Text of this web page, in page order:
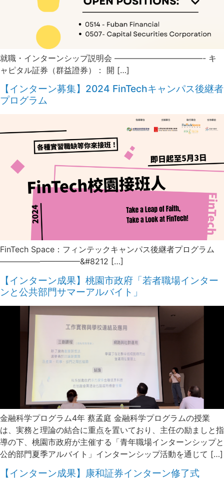
就職・インターンシップ説明会 ———————————- キ
ャピタル証券（群益證券）： 開 […]
【インターン募集】2024 FinTechキャンパス後継者
プログラム
FinTech Space：フィンテックキャンパス後継者プログラム
——————————&#8212 […]
【インターン成果】桃園市政府「若者職場インター
ンと公共部門サマーアルバイト」
金融科学プログラム4年 蔡孟庭 金融科学プログラムの授業
は、実務と理論の結合に重点を置いており、主任の励ましと指
導の下、桃園市政府が主催する「青年職場インターンシップと
公的部門夏季アルバイト」インターンシップ活動を通じて […]
【インターン成果】康和証券インターン修了式